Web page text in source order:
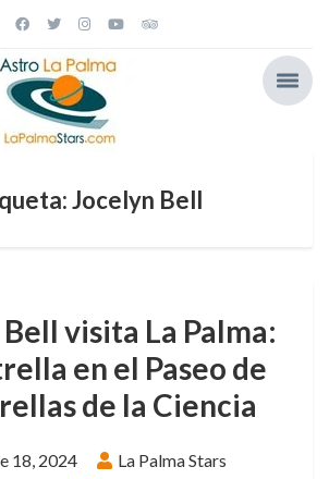
Jocelyn Bell
visita La Palma:
en el Paseo de
de la Ciencia
18, 2024
La Palma Stars